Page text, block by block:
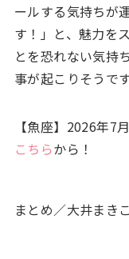
ールする気持ちが
す！」と、魅力を
とを恐れない気持
事が起こりそうで
【魚座】2026年7
こちらから！
まとめ／大井まきこ